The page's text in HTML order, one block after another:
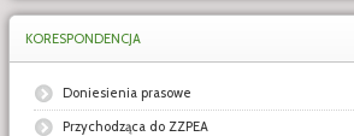
KORESPONDENCJA
Doniesienia prasowe
Przychodząca do ZZPEA